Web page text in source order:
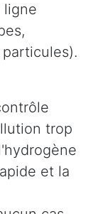
ligne
trop
et la